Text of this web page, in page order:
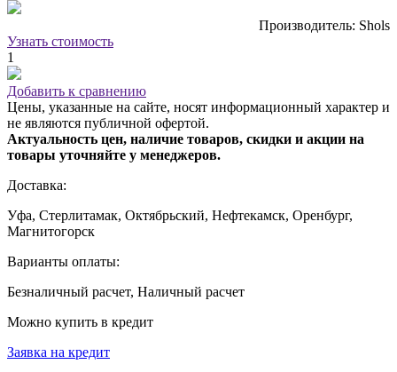
Производитель: Shols
Узнать стоимость
1
Добавить к сравнению
Цены, указанные на сайте, носят информационный характер и
не являются публичной офертой.
Актуальность цен, наличие товаров, скидки и акции на
товары уточняйте у менеджеров.
Доставка:
Уфа, Стерлитамак, Октябрьский, Нефтекамск, Оренбург,
Магнитогорск
Варианты оплаты:
Безналичный расчет, Наличный расчет
Можно купить в кредит
Заявка на кредит